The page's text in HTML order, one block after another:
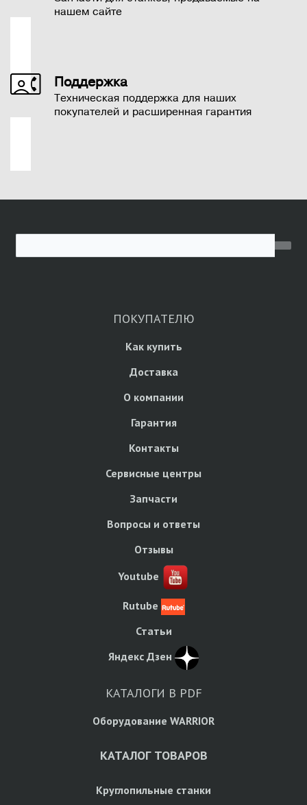
нашем сайте
Поддержка
Техническая поддержка для наших
покупателей и расширенная гарантия
ПОКУПАТЕЛЮ
Как купить
Доставка
О компании
Гарантия
Контакты
Сервисные центры
Запчасти
Вопросы и ответы
Отзывы
Youtube
Rutube
Статьи
Яндекс Дзен
КАТАЛОГИ В PDF
Оборудование WARRIOR
КАТАЛОГ ТОВАРОВ
Круглопильные станки